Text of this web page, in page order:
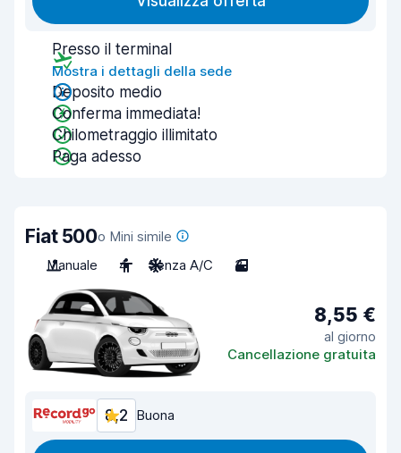
Presso il terminal
Mostra i dettagli della sede
Deposito medio
Conferma immediata!
Chilometraggio illimitato
Paga adesso
Fiat 500o Mini simile
Manuale
4 Senza A/C 3
8,55 €
al giorno
Cancellazione gratuita
8,2 Buona